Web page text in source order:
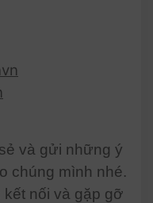
và gửi những ý
chúng mình nhé.
nối và gặp gỡ